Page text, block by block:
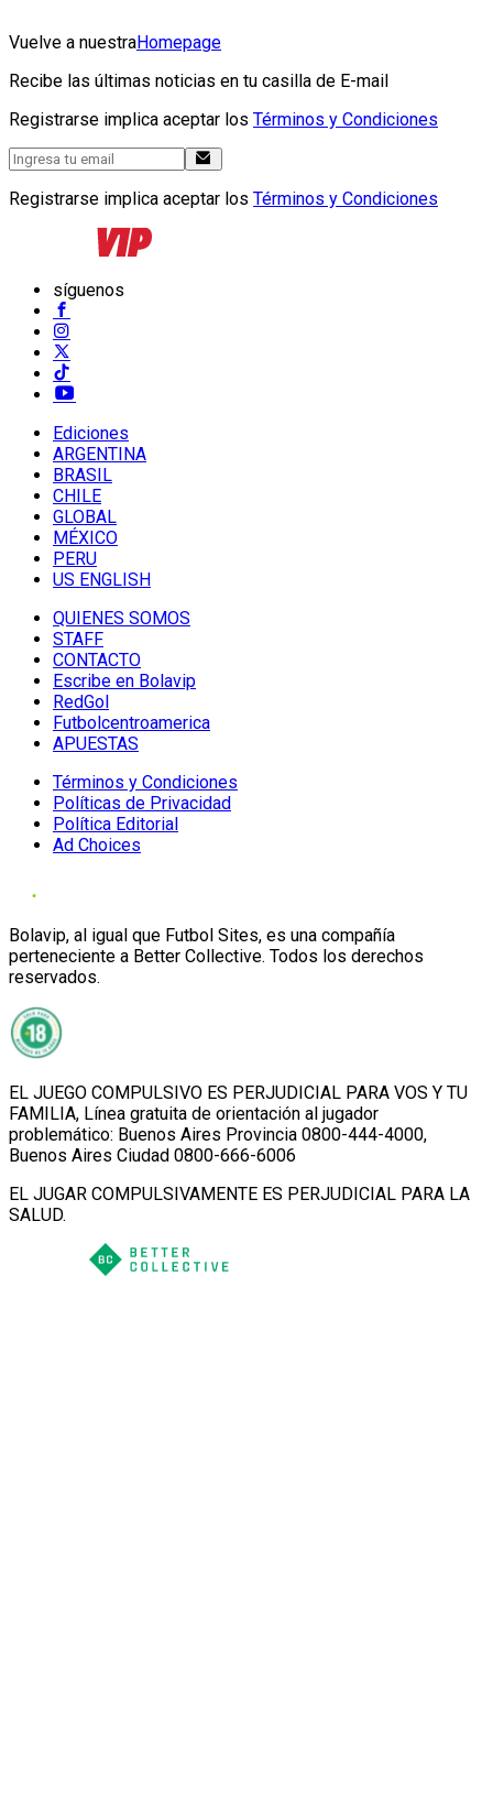
Vuelve a nuestraHomepage
Recibe las últimas noticias en tu casilla de E-mail
Registrarse implica aceptar los Términos y Condiciones
Registrarse implica aceptar los Términos y Condiciones
síguenos
Ediciones
ARGENTINA
BRASIL
CHILE
GLOBAL
MÉXICO
PERU
US ENGLISH
QUIENES SOMOS
STAFF
CONTACTO
Escribe en Bolavip
RedGol
Futbolcentroamerica
APUESTAS
Términos y Condiciones
Políticas de Privacidad
Política Editorial
Ad Choices
Bolavip, al igual que Futbol Sites, es una compañía
perteneciente a Better Collective. Todos los derechos
reservados.
EL JUEGO COMPULSIVO ES PERJUDICIAL PARA VOS Y TU
FAMILIA, Línea gratuita de orientación al jugador
problemático: Buenos Aires Provincia 0800-444-4000,
Buenos Aires Ciudad 0800-666-6006
EL JUGAR COMPULSIVAMENTE ES PERJUDICIAL PARA LA
SALUD.